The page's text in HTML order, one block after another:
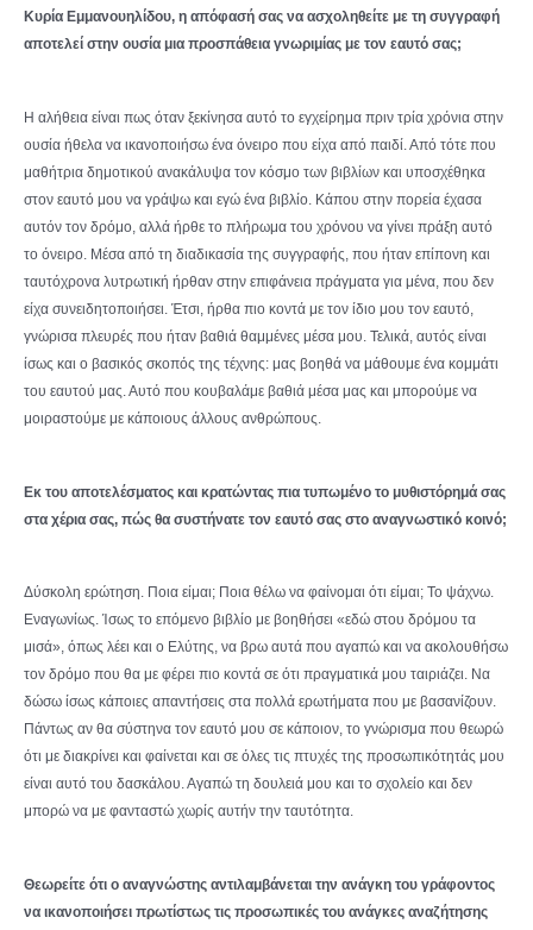
Κυρία Εμμανουηλίδου, η απόφασή σας να ασχοληθείτε με τη συγγραφή
αποτελεί στην ουσία μια προσπάθεια γνωριμίας με τον εαυτό σας;
Η αλήθεια είναι πως όταν ξεκίνησα αυτό το εγχείρημα πριν τρία χρόνια στην
ουσία ήθελα να ικανοποιήσω ένα όνειρο που είχα από παιδί. Από τότε που
μαθήτρια δημοτικού ανακάλυψα τον κόσμο των βιβλίων και υποσχέθηκα
στον εαυτό μου να γράψω και εγώ ένα βιβλίο. Κάπου στην πορεία έχασα
αυτόν τον δρόμο, αλλά ήρθε το πλήρωμα του χρόνου να γίνει πράξη αυτό
το όνειρο. Μέσα από τη διαδικασία της συγγραφής, που ήταν επίπονη και
ταυτόχρονα λυτρωτική ήρθαν στην επιφάνεια πράγματα για μένα, που δεν
είχα συνειδητοποιήσει. Έτσι, ήρθα πιο κοντά με τον ίδιο μου τον εαυτό,
γνώρισα πλευρές που ήταν βαθιά θαμμένες μέσα μου. Τελικά, αυτός είναι
ίσως και ο βασικός σκοπός της τέχνης: μας βοηθά να μάθουμε ένα κομμάτι
του εαυτού μας. Αυτό που κουβαλάμε βαθιά μέσα μας και μπορούμε να
μοιραστούμε με κάποιους άλλους ανθρώπους.
Εκ του αποτελέσματος και κρατώντας πια τυπωμένο το μυθιστόρημά σας
στα χέρια σας, πώς θα συστήνατε τον εαυτό σας στο αναγνωστικό κοινό;
Δύσκολη ερώτηση. Ποια είμαι; Ποια θέλω να φαίνομαι ότι είμαι; Το ψάχνω.
Εναγωνίως. Ίσως το επόμενο βιβλίο με βοηθήσει «εδώ στου δρόμου τα
μισά», όπως λέει και ο Ελύτης, να βρω αυτά που αγαπώ και να ακολουθήσω
τον δρόμο που θα με φέρει πιο κοντά σε ότι πραγματικά μου ταιριάζει. Να
δώσω ίσως κάποιες απαντήσεις στα πολλά ερωτήματα που με βασανίζουν.
Πάντως αν θα σύστηνα τον εαυτό μου σε κάποιον, το γνώρισμα που θεωρώ
ότι με διακρίνει και φαίνεται και σε όλες τις πτυχές της προσωπικότητάς μου
είναι αυτό του δασκάλου. Αγαπώ τη δουλειά μου και το σχολείο και δεν
μπορώ να με φανταστώ χωρίς αυτήν την ταυτότητα.
Θεωρείτε ότι ο αναγνώστης αντιλαμβάνεται την ανάγκη του γράφοντος
να ικανοποιήσει πρωτίστως τις προσωπικές του ανάγκες αναζήτησης